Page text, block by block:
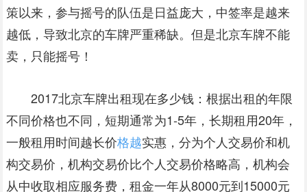
策以来，参与摇号的队伍是日益庞大，中签率是越来
越低，导致北京的车牌严重稀缺。但是北京车牌不能
卖，只能摇号！
2017北京车牌出租现在多少钱：根据出租的年限
不同价格也不同，短期通常为1-5年，长期租用20年，
一般租用时间越长价格越实惠，分为个人交易价和机
构交易价，机构交易价比个人交易价格略高，机构会
从中收取相应服务费，租金一年从8000元到15000元